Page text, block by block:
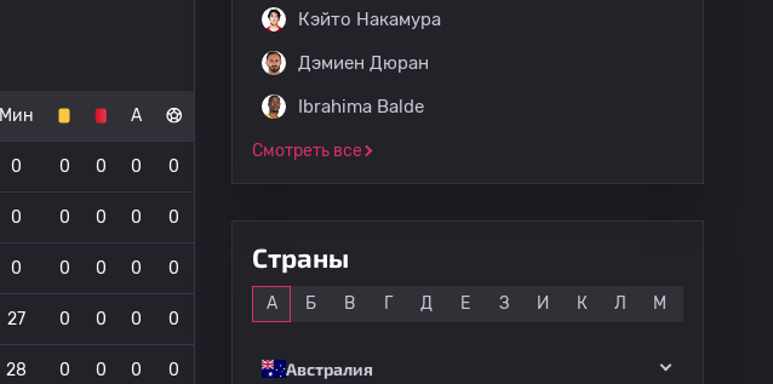
Мин А
0 0 0 0 0
0 0 0 0 0
0 0 0 0 0
27 0 0 0 0
28 0 0 0 0
Кэйто Накамура
Дэмиен Дюран
Ibrahima Balde
Смотреть все
Страны
А Б В Г Д Е З И К Л М
Австралия